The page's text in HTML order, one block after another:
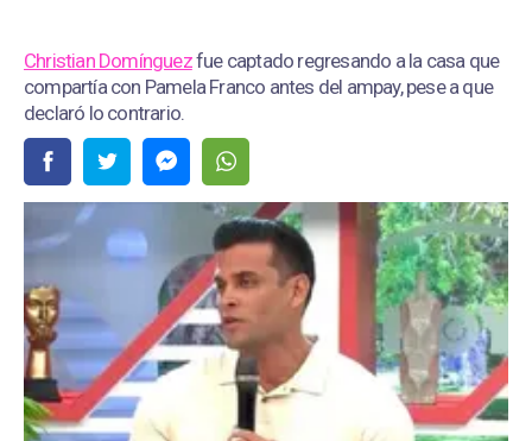
Christian Domínguezfue captado regresando a la casa que
compartía con Pamela Franco antes del ampay, pese a que
declaró lo contrario.